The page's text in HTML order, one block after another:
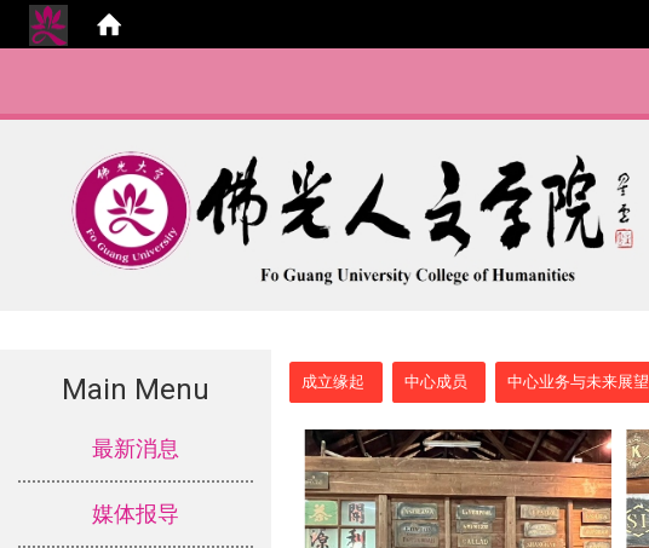
Main Menu
最新消息
媒体报导
成立缘起 中心成员 中心业务与未来展望